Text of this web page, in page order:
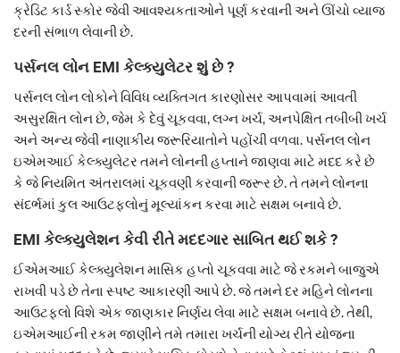
ક્રેડિટ કાર્ડ સ્કોર જેવી આવશ્યકતાઓને પૂર્ણ કરવાની અને ઊંચો વ્યાજ
દરની સંભાળ લેવાની છે.
પર્સનલ લોન EMI કેલ્ક્યુલેટર શું છે ?
પર્સનલ લોન લોકોને વિવિધ વ્યક્તિગત કારણોસર આપવામાં આવતી
અસુરક્ષિત લોન છે, જેમ કે દેવું ચૂકવવા, લગ્ન ખર્ચ, અનપેક્ષિત તબીબી ખર્ચ
અને અન્ય જેવી નાણાકીય જરૂરિયાતોને પહોંચી વળવા. પર્સનલ લોન
ઇએમઆઈ કેલ્ક્યુલેટર તમને લોનની હપ્તાને જાણવા માટે મદદ કરે છે
કે જે નિયમિત અંતરાલમાં ચૂકવણી કરવાની જરૂર છે. તે તમને લોનના
સંદર્ભમાં કુલ આઉટફ્લોનું મૂલ્યાંકન કરવા માટે સક્ષમ બનાવે છે.
EMI કેલ્ક્યુલેશન કેવી રીતે મદદગાર સાબિત થઈ શકે ?
ઈએમઆઈ કેલ્ક્યુલેશન માસિક હપ્તો ચૂકવવા માટે જે રકમને બાજુએ
રાખવી પડે છે તેના સ્પષ્ટ આકારણી આપે છે. જે તમને દર મહિને લોનના
આઉટફ્લો વિશે એક જાણકાર નિર્ણય લેવા માટે સક્ષમ બનાવે છે. તેથી,
ઇએમઆઈની રકમ જાણીને તમે તમારા ખર્ચની યોગ્ય રીતે યોજના